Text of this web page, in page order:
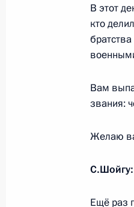
20 июня
18
В этот
кто
Вам
звания:
Желаю
С.Шойгу:
Ещё раз